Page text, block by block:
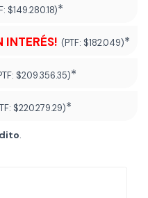
$149.280.18)*
INTERÉS! (PTF: $182.049)*
$209.356.35)*
$220.279.29)*
.